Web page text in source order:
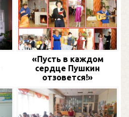
«Пусть в каждом
сердце Пушкин
отзовется!»